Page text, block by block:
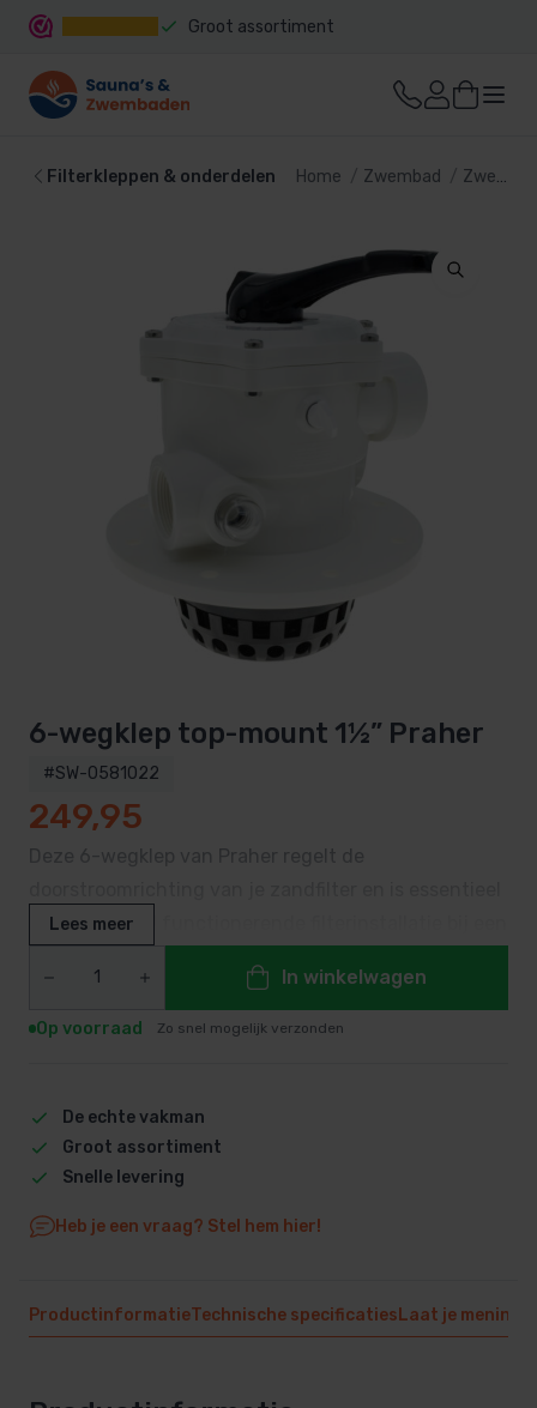
Groot assortiment
Filterkleppen & onderdelen Home Zwembad Zwembadpomp en filter
6-wegklep top-mount 1½” Praher
#SW-0581022
249,95
Deze 6-wegklep van Praher regelt de
voor een goed functionerende filterinstallatie bij een
tussen de zes standen
Lees meer
In winkelwagen
Op voorraad Zo snel mogelijk verzonden
De echte vakman
Groot assortiment
Snelle levering
Heb je een vraag? Stel hem hier!
ProductinformatieTechnische specificaties Laat je mening